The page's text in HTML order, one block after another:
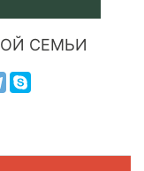
СЕМЬИ